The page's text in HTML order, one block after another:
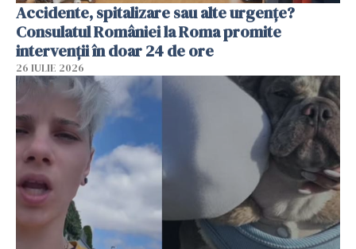
Accidente, spitalizare sau alte urgențe?
Consulatul României la Roma promite
intervenții în doar 24 de ore
26 IULIE 2026